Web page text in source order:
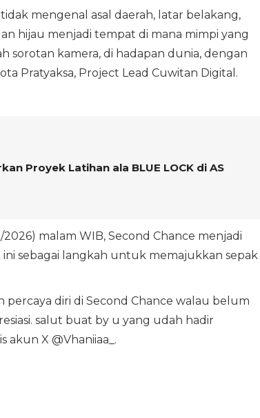
mengenal asal daerah, latar belakang,
hijau menjadi tempat di mana mimpi yang
kamera, di hadapan dunia, dengan
Pratyaksa, Project Lead Cuwitan Digital.
Proyek Latihan ala BLUE LOCK di AS
malam WIB, Second Chance menjadi
sebagai langkah untuk memajukkan sepak
diri di Second Chance walau belum
salut buat by u yang udah hadir
akun X @Vhaniiaa_.